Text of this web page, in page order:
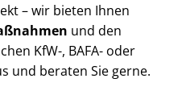
– wir bieten Ihnen
und den
KfW-, BAFA- oder
und beraten Sie gerne.